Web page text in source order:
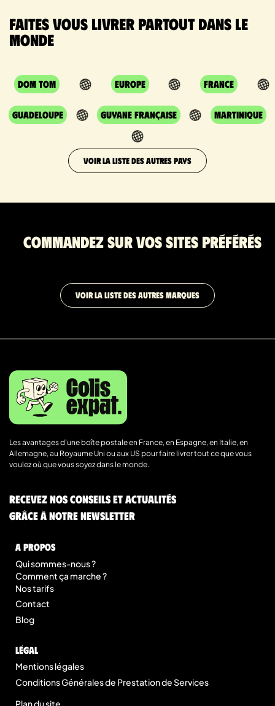
Faites vous livrer partout dans le
monde
DOM TOM Europe France
Guadeloupe Guyane Française Martinique
VOIR LA LISTE DES AUTRES PAYS
Commandez sur vos sites préférés
VOIR LA LISTE DES AUTRES MARQUES
Les avantages d’une boîte postale en France, en Espagne, en Italie, en
Allemagne, au Royaume Uni ou aux US pour faire livrer tout ce que vous
voulez où que vous soyez dans le monde.
Recevez nos conseils et actualités
grâce à notre newsletter
A Propos
Qui sommes-nous ?
Comment ça marche ?
Nos tarifs
Contact
Blog
légal
Mentions légales
Conditions Générales de Prestation de Services
Plan du site